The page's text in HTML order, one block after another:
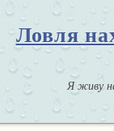
Ловля
Я живу